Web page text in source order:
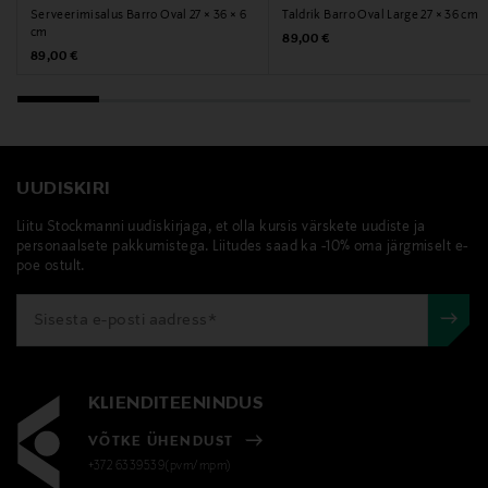
info@serax.com
Serax
Serveerimisalus Barro Oval 27 × 36 × 6
cm
Original Price
89,00 €
Taldrik Barro Oval Large 27 × 36 cm
Original Price
89,00 €
UUDISKIRI
Liitu Stockmanni uudiskirjaga, et olla kursis värskete uudiste ja
personaalsete pakkumistega. Liitudes saad ka -10% oma järgmiselt e-
poe ostult.
KLIENDITEENINDUS
VÕTKE ÜHENDUST
+372 6339539(pvm/mpm)